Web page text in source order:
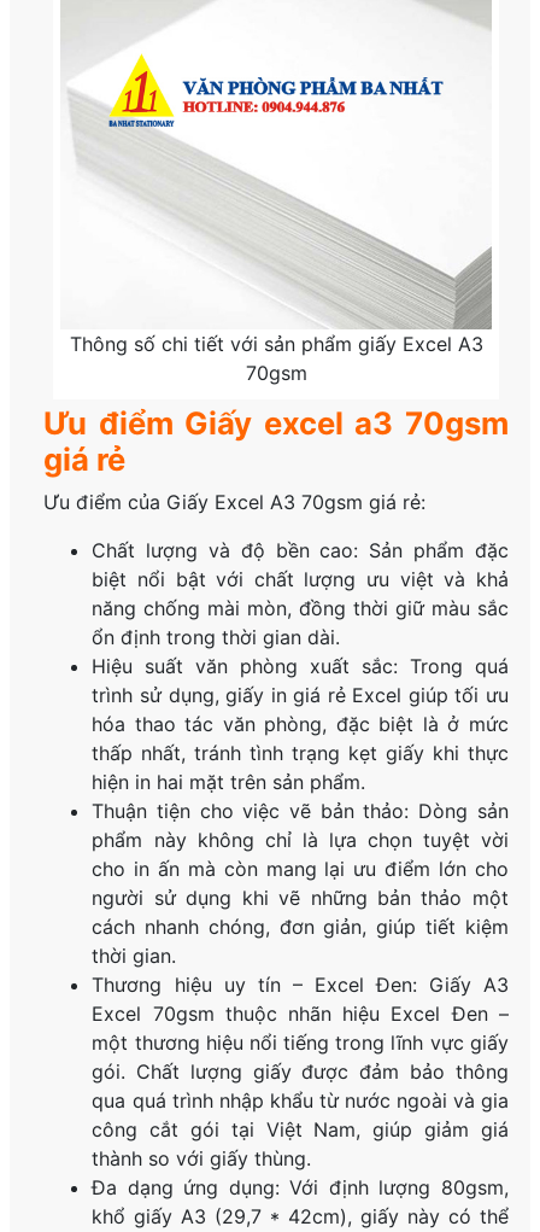
Thông số chi tiết với sản phẩm giấy Excel A3
70gsm
Ưu điểm Giấy excel a3 70gsm
giá rẻ
Ưu điểm của Giấy Excel A3 70gsm giá rẻ:
Chất lượng và độ bền cao: Sản phẩm đặc
biệt nổi bật với chất lượng ưu việt và khả
năng chống mài mòn, đồng thời giữ màu sắc
ổn định trong thời gian dài.
Hiệu suất văn phòng xuất sắc: Trong quá
trình sử dụng, giấy in giá rẻ Excel giúp tối ưu
hóa thao tác văn phòng, đặc biệt là ở mức
thấp nhất, tránh tình trạng kẹt giấy khi thực
hiện in hai mặt trên sản phẩm.
Thuận tiện cho việc vẽ bản thảo: Dòng sản
phẩm này không chỉ là lựa chọn tuyệt vời
cho in ấn mà còn mang lại ưu điểm lớn cho
người sử dụng khi vẽ những bản thảo một
cách nhanh chóng, đơn giản, giúp tiết kiệm
thời gian.
Thương hiệu uy tín – Excel Đen: Giấy A3
Excel 70gsm thuộc nhãn hiệu Excel Đen –
một thương hiệu nổi tiếng trong lĩnh vực giấy
gói. Chất lượng giấy được đảm bảo thông
qua quá trình nhập khẩu từ nước ngoài và gia
công cắt gói tại Việt Nam, giúp giảm giá
thành so với giấy thùng.
Đa dạng ứng dụng: Với định lượng 80gsm,
khổ giấy A3 (29,7 * 42cm), giấy này có thể